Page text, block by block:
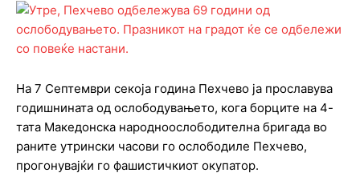
На 7 Септември секоја година Пехчево ја прославува
годишнината од ослободувањето, кога борците на 4-
тата Македонска народноослободителна бригада во
раните утрински часови го ослободиле Пехчево,
прогонувајќи го фашистичкиот окупатор.